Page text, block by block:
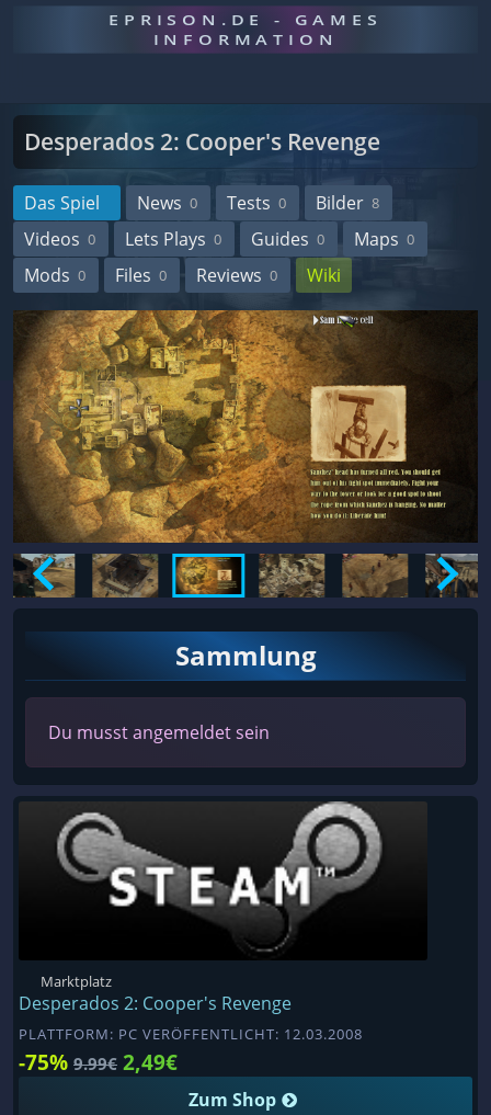
EPRISON.DE - GAMES
INFORMATION
Desperados 2: Cooper's Revenge
Das Spiel News 0 Tests 0 Bilder 8
Videos 0 Lets Plays 0 Guides 0 Maps 0
Mods 0 Files 0 Reviews 0 Wiki
Sammlung
Du musst angemeldet sein
Marktplatz
Desperados 2: Cooper's Revenge
PLATTFORM: PC VERÖFFENTLICHT: 12.03.2008
-75% 9.99€ 2,49€
Zum Shop